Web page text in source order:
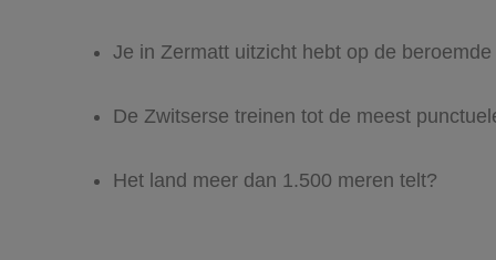
Je in Zermatt uitzicht hebt op de
De Zwitserse treinen tot de meest
Het land meer dan 1.500 meren telt?